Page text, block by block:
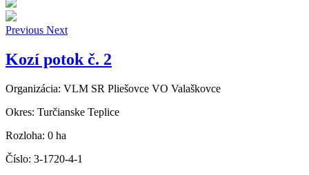
Previous Next
Kozí potok č. 2
Organizácia: VLM SR Pliešovce VO Valaškovce
Okres: Turčianske Teplice
Rozloha: 0 ha
Číslo: 3-1720-4-1